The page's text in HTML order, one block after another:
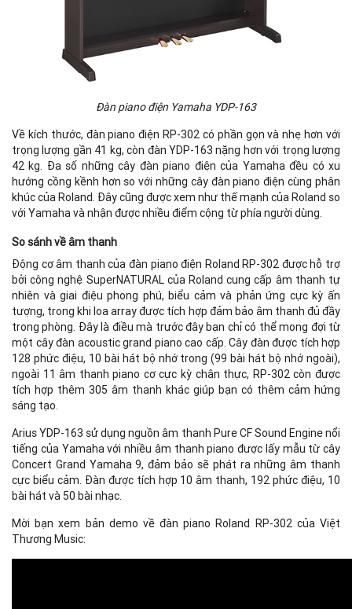
Đàn piano điện Yamaha YDP-163
Về kích thước, đàn piano điện RP-302 có phần gọn và nhẹ hơn với
trọng lượng gần 41 kg, còn đàn YDP-163 nặng hơn với trọng lượng
42 kg. Đa số những cây đàn piano điện của Yamaha đều có xu
hướng cồng kềnh hơn so với những cây đàn piano điện cùng phân
khúc của Roland. Đây cũng được xem như thế mạnh của Roland so
với Yamaha và nhận được nhiều điểm cộng từ phía người dùng.
So sánh về âm thanh
Động cơ âm thanh của đàn piano điện Roland RP-302 được hỗ trợ
bởi công nghệ SuperNATURAL của Roland cung cấp âm thanh tự
nhiên và giai điệu phong phú, biểu cảm và phản ứng cực kỳ ấn
tượng, trong khi loa array được tích hợp đảm bảo âm thanh đủ đầy
trong phòng. Đây là điều mà trước đây bạn chỉ có thể mong đợi từ
một cây đàn acoustic grand piano cao cấp. Cây đàn được tích hợp
128 phức điệu, 10 bài hát bộ nhớ trong (99 bài hát bộ nhớ ngoài),
ngoài 11 âm thanh piano cơ cực kỳ chân thực, RP-302 còn được
tích hợp thêm 305 âm thanh khác giúp bạn có thêm cảm hứng
sáng tạo.
Arius YDP-163 sử dụng nguồn âm thanh Pure CF Sound Engine nổi
tiếng của Yamaha với nhiều âm thanh piano được lấy mẫu từ cây
Concert Grand Yamaha 9, đảm bảo sẽ phát ra những âm thanh
cực biểu cảm. Đàn được tích hợp 10 âm thanh, 192 phức điệu, 10
bài hát và 50 bài nhạc.
Mời bạn xem bản demo về đàn piano Roland RP-302 của Việt
Thương Music: